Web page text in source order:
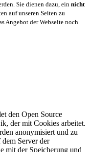
Sie dienen dazu, ein nicht
auf unseren Seiten zu
Angebot der Webseite noch
den Open Source
der mit Cookies arbeitet.
anonymisiert und zu
Server der
mit der Speicherung und